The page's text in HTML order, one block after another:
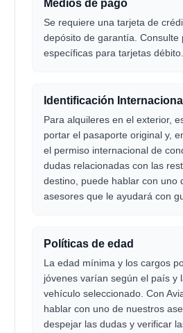
Medios de pago
Se requiere una tarjeta de
depósito de garantía. Consulte
específicas para tarjetas débito.
Identificación Internacional
Para alquileres en el exterior,
portar el pasaporte original y,
el permiso internacional de
dudas relacionadas con las
destino, puede hablar con uno
asesores que le ayudará con
Políticas de edad
La edad mínima y los cargos
jóvenes varían según el país y
vehículo seleccionado. Con
hablar con uno de nuestros
despejar las dudas y verificar